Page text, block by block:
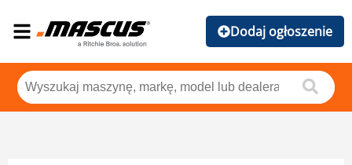
Dodaj ogłoszenie